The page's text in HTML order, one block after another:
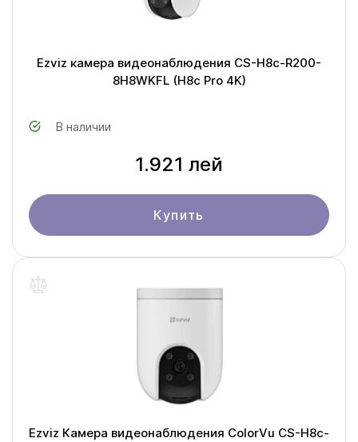
Ezviz камера видеонаблюдения CS-H8c-R200-
8H8WKFL (H8c Pro 4K)
В наличии
1.921 лей
Купить
Ezviz Камера видеонаблюдения ColorVu CS-H8c-